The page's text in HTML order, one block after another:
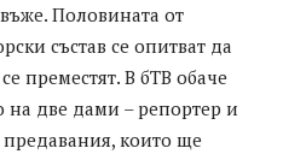
Половината от
състав се опитват да
преместят. В бТВ обаче
на две дами – репортер и
които ще